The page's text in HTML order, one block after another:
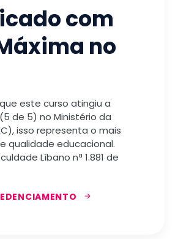
com
no
este curso atingiu a
de 5) no Ministério da
isso representa o mais
qualidade educacional.
Líbano nª 1.881 de